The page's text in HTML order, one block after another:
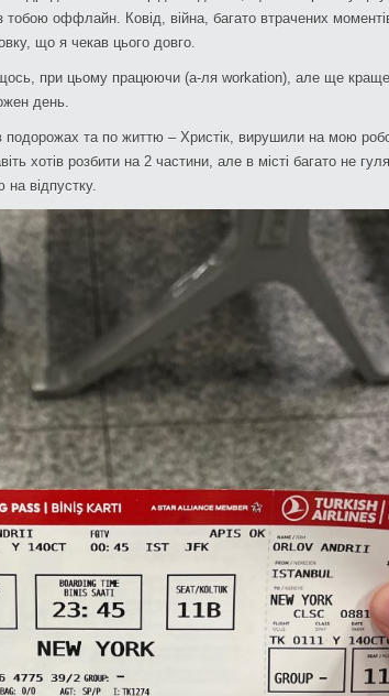
тобою оффлайн. Ковід, війна, багато втрачених
що я чекав цього довго.
при цьому працюючи (а-ля workation), але ще
день.
подорожах та по життю – Христік, вирушили на мою
хотів розбити на 2 частини, але в місті багато не
на відпустку.